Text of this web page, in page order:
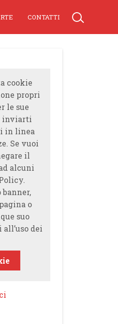
CONTATTI
cookie
propri
le sue
inviarti
in linea
Se vuoi
il
alcuni
banner,
o
suo
dei